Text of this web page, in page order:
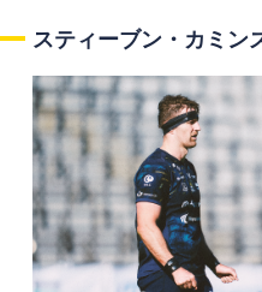
スティーブン・カミン